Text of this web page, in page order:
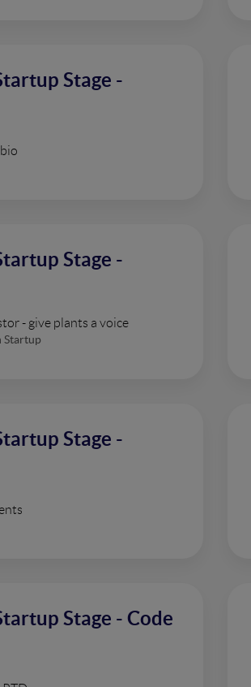
Stage -
Stage -
- give plants a voice
Startup
Stage -
Stage - Code